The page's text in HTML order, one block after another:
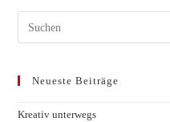
Neueste Beiträge
Kreativ unterwegs